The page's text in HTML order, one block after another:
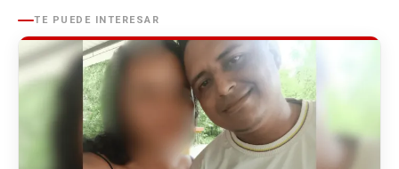
TE PUEDE INTERESAR